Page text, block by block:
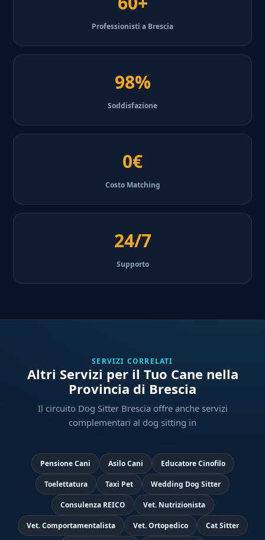
Professionisti a Brescia
98%
Soddisfazione
0€
Costo Matching
24/7
Supporto
SERVIZI CORRELATI
Altri Servizi per il Tuo Cane nella
Provincia di Brescia
Il circuito Dog Sitter Brescia offre anche servizi
complementari al dog sitting in
Pensione Cani Asilo Cani Educatore Cinofilo
Toelettatura Taxi Pet Wedding Dog Sitter
Consulenza REICO Vet. Nutrizionista
Vet. Comportamentalista Vet. Ortopedico Cat Sitter